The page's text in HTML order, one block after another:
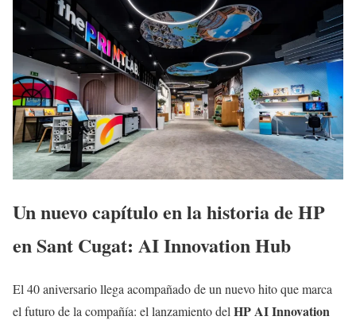
Un nuevo capítulo en la historia de HP
en Sant Cugat: AI Innovation Hub
El 40 aniversario llega acompañado de un nuevo hito que marca
el futuro de la compañía: el lanzamiento del HP AI Innovation